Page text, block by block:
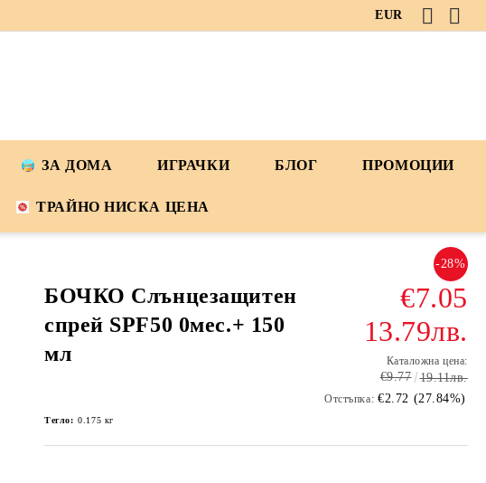
EUR
ЗА ДОМА ИГРАЧКИ БЛОГ ПРОМОЦИИ
ТРАЙНО НИСКА ЦЕНА
БОЧКО Слънцезащитен
спрей SPF50 0мес.+ 150
мл
-28%
€7.05
13.79лв.
Каталожна цена:
€9.77 19.11лв.
Отстъпка: €2.72 (27.84%)
Тегло: 0.175 кг